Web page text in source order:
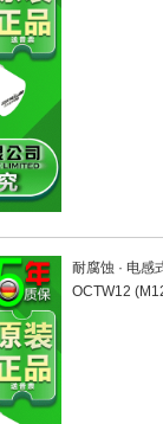
耐腐蚀 · 电感
OCTW12